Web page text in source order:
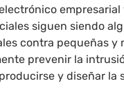
siguen siendo
contra pequeñas y
prevenir la
y diseñar la